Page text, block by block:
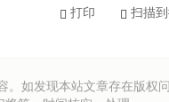
打印 扫描
。如发现本站文章存在版权